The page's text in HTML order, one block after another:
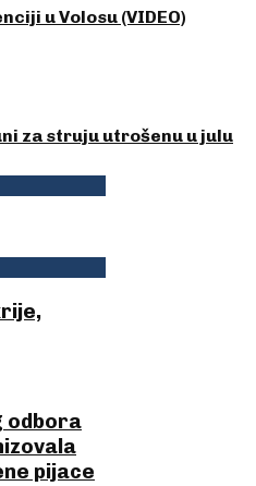
u Volosu (VIDEO)
za struju utrošenu u julu
odbora
pijace